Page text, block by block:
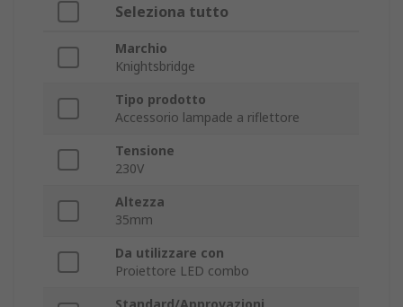
Seleziona tutto
Marchio
Knightsbridge
Tipo prodotto
Accessorio lampade a riflettore
Tensione
230V
Altezza
35mm
Da utilizzare con
Proiettore LED combo